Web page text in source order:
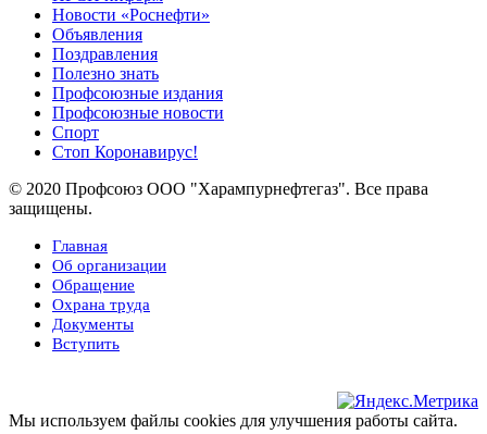
Новости «Роснефти»
Объявления
Поздравления
Полезно знать
Профсоюзные издания
Профсоюзные новости
Спорт
Стоп Коронавирус!
© 2020 Профсоюз ООО "Харампурнефтегаз". Все права
защищены.
Главная
Об организации
Обращение
Охрана труда
Документы
Вступить
Мы используем файлы cookies для улучшения работы сайта.